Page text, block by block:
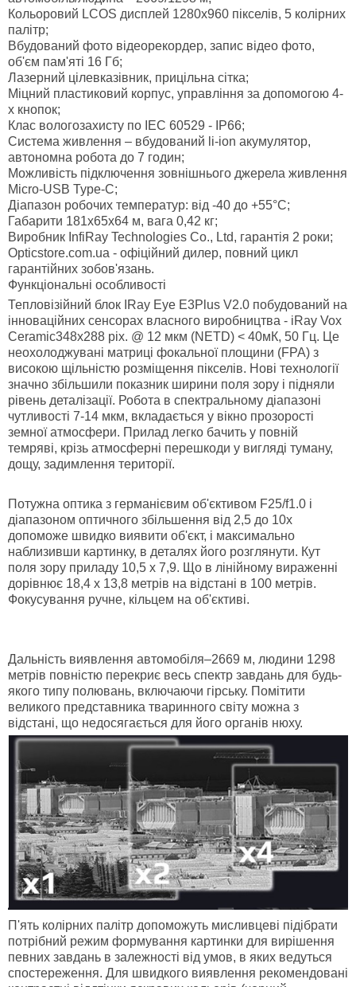
Кольоровий LCOS дисплей 1280x960 пікселів, 5 колірних
палітр;
Вбудований фото відеорекордер, запис відео фото,
об'єм пам'яті 16 Гб;
Лазерний цілевказівник, прицільна сітка;
Міцний пластиковий корпус, управління за допомогою 4-
х кнопок;
Клас вологозахисту по IEC 60529 - IP66;
Система живлення – вбудований li-ion акумулятор,
автономна робота до 7 годин;
Можливість підключення зовнішнього джерела живлення
Micro-USB Type-C;
Діапазон робочих температур: від -40 до +55°С;
Габарити 181x65x64 м, вага 0,42 кг;
Виробник InfiRay Technologies Co., Ltd, гарантія 2 роки;
Opticstore.com.ua - офіційний дилер, повний цикл
гарантійних зобов'язань.
Функціональні особливості
Тепловізійний блок IRay Eye E3Plus V2.0 побудований на
інноваційних сенсорах власного виробництва - iRay Vox
Ceramic348х288 pix. @ 12 мкм (NETD) < 40мК, 50 Гц. Це
неохолоджувані матриці фокальної площини (FPA) з
високою щільністю розміщення пікселів. Нові технології
значно збільшили показник ширини поля зору і підняли
рівень деталізації. Робота в спектральному діапазоні
чутливості 7-14 мкм, вкладається у вікно прозорості
земної атмосфери. Прилад легко бачить у повній
темряві, крізь атмосферні перешкоди у вигляді туману,
дощу, задимлення території.
Потужна оптика з германієвим об'єктивом F25/f1.0 і
діапазоном оптичного збільшення від 2,5 до 10х
допоможе швидко виявити об'єкт, і максимально
наблизивши картинку, в деталях його розглянути. Кут
поля зору приладу 10,5 х 7,9. Що в лінійному вираженні
дорівнює 18,4 х 13,8 метрів на відстані в 100 метрів.
Фокусування ручне, кільцем на об'єктиві.
Дальність виявлення автомобіля–2669 м, людини 1298
метрів повністю перекриє весь спектр завдань для будь-
якого типу полювань, включаючи гірську. Помітити
великого представника тваринного світу можна з
відстані, що недосягається для його органів нюху.
П'ять колірних палітр допоможуть мисливцеві підібрати
потрібний режим формування картинки для вирішення
певних завдань в залежності від умов, в яких ведуться
спостереження. Для швидкого виявлення рекомендовані